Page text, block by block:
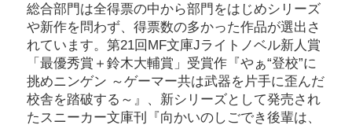
総合部門は全得票の中から部門をはじめシリーズ
や新作を問わず、得票数の多かった作品が選出さ
れています。第21回MF文庫Jライトノベル新人賞
「最優秀賞＋鈴木大輔賞」受賞作『やぁ“登校”に
挑めニンゲン ～ゲーマー共は武器を片手に歪んだ
校舎を踏破する～』、新シリーズとして発売され
たスニーカー文庫刊『向かいのしごでき後輩は、